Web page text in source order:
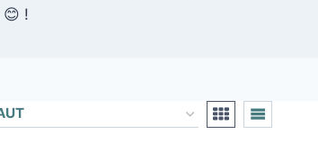
😊 !